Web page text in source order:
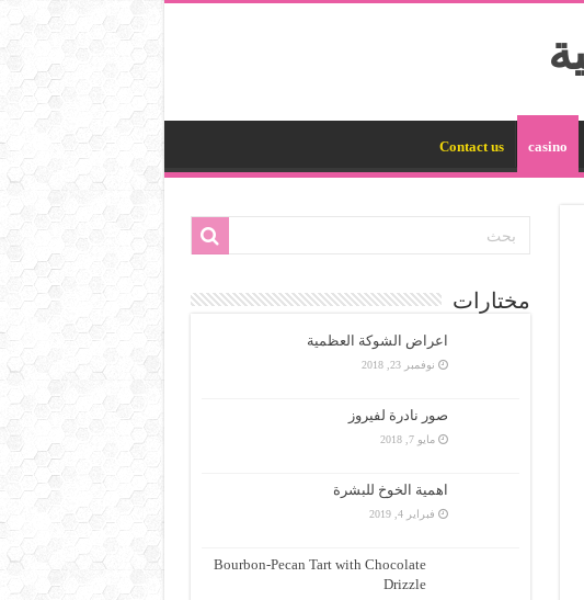
casino
Contact us
مختارات
اعراض الشوكة العظمية
نوفمبر 23, 2018
صور نادرة لفيروز
مايو 7, 2018
اهمية الخوخ للبشرة
فبراير 4, 2019
Bourbon-Pecan Tart with Chocolate
Drizzle